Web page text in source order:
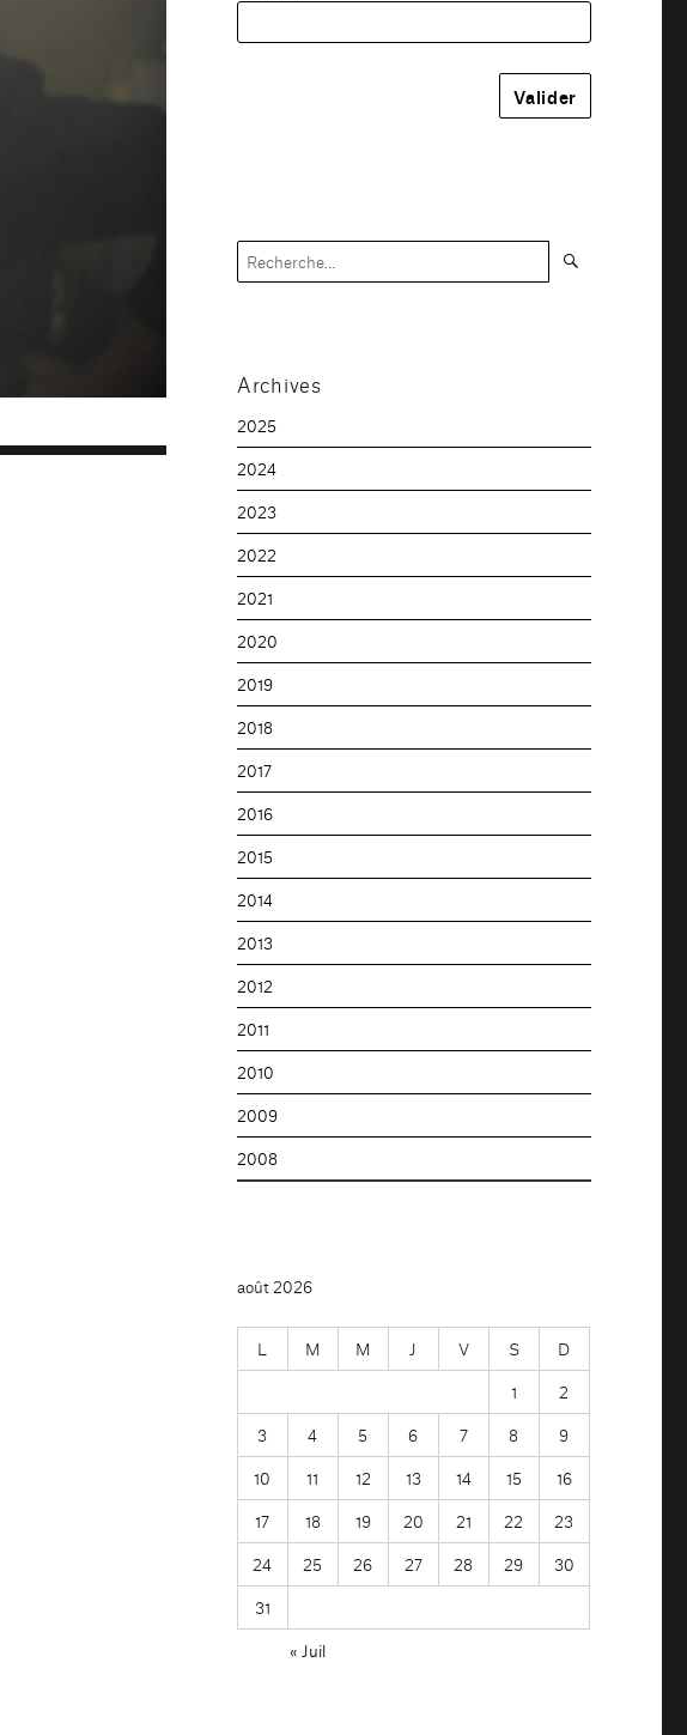
Recherche
pour :
Archives
2025
2024
2023
2022
2021
2020
2019
2018
2017
2016
2015
2014
2013
2012
2011
2010
2009
2008
août 2026
L M M J V S
D
1
2
3
4 5 6 7 8
9
10
11 12 13 14 15
16
17
18 19 20 21 22
23
24
25 26 27 28 29
30
31
« Juil